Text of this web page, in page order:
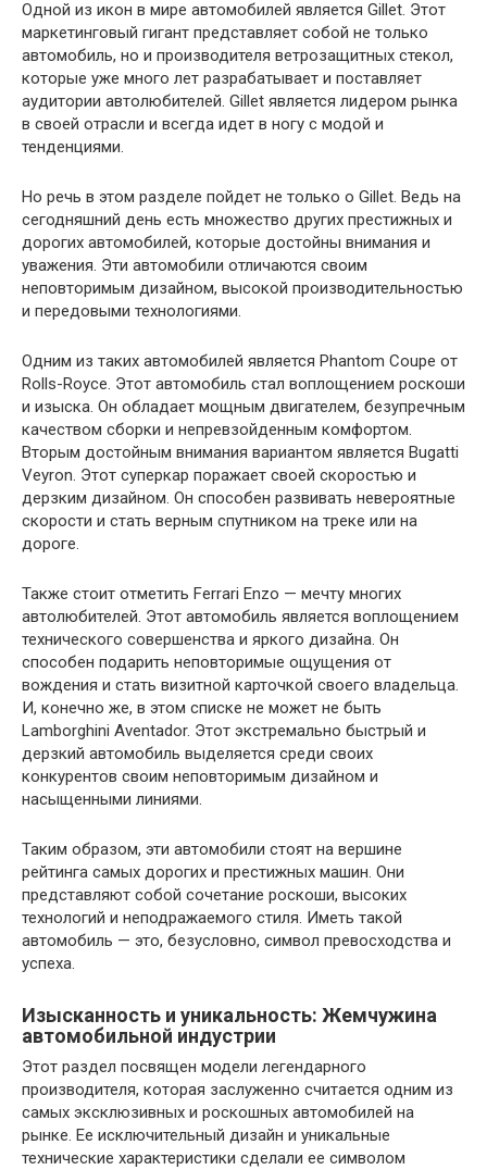
Одной из икон в мире автомобилей является Gillet. Этот
маркетинговый гигант представляет собой не только
автомобиль, но и производителя ветрозащитных стекол,
которые уже много лет разрабатывает и поставляет
аудитории автолюбителей. Gillet является лидером рынка
в своей отрасли и всегда идет в ногу с модой и
тенденциями.
Но речь в этом разделе пойдет не только о Gillet. Ведь на
сегодняшний день есть множество других престижных и
дорогих автомобилей, которые достойны внимания и
уважения. Эти автомобили отличаются своим
неповторимым дизайном, высокой производительностью
и передовыми технологиями.
Одним из таких автомобилей является Phantom Coupe от
Rolls-Royce. Этот автомобиль стал воплощением роскоши
и изыска. Он обладает мощным двигателем, безупречным
качеством сборки и непревзойденным комфортом.
Вторым достойным внимания вариантом является Bugatti
Veyron. Этот суперкар поражает своей скоростью и
дерзким дизайном. Он способен развивать невероятные
скорости и стать верным спутником на треке или на
дороге.
Также стоит отметить Ferrari Enzo — мечту многих
автолюбителей. Этот автомобиль является воплощением
технического совершенства и яркого дизайна. Он
способен подарить неповторимые ощущения от
вождения и стать визитной карточкой своего владельца.
И, конечно же, в этом списке не может не быть
Lamborghini Aventador. Этот экстремально быстрый и
дерзкий автомобиль выделяется среди своих
конкурентов своим неповторимым дизайном и
насыщенными линиями.
Таким образом, эти автомобили стоят на вершине
рейтинга самых дорогих и престижных машин. Они
представляют собой сочетание роскоши, высоких
технологий и неподражаемого стиля. Иметь такой
автомобиль — это, безусловно, символ превосходства и
успеха.
Изысканность и уникальность: Жемчужина
автомобильной индустрии
Этот раздел посвящен модели легендарного
производителя, которая заслуженно считается одним из
самых эксклюзивных и роскошных автомобилей на
рынке. Ее исключительный дизайн и уникальные
технические характеристики сделали ее символом